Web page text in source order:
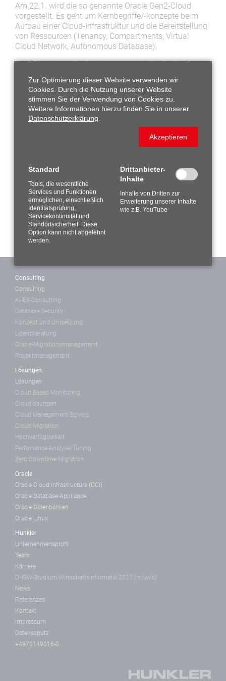
Am 22.1. wird die so genannte Oracle Gen2-Cloud
vorgestellt. Es geht um Kernbegriffe/-konzepte beim
Aufbau einer Cloud-Infrastruktur und die Bereitstellung
von Ressourcen (Tenancy, Compartments, Virtual
Cloud Network, Autonomous Database).
Am 5.2. stehen die Abrechnungsmodelle für die Oracle
bedarfsgerecht genutzt werden und wo liegen die
Unterschiede zur On-Premise-Lizenzierung?
Am 19.2. richtet sich der Blick auf das System
Monitoring auf Basis der Oracle Management Cloud
verschiedener Ausprägung dazu anbietet.
Eine Anmeldung ist zur Teilnahme erforderlich.
Die Webinare sind aufgezeichnet und können online
hier abgerufen werden:
Webinare ansehen
ZURÜCK ZUR ÜBERSICHT
Consulting
Consulting
APEX-Consulting
Database Security
Konzept und Umsetzung
Lizenzberatung
Oracle-Migrationsmanagement
Projektmanagement
Lösungen
Lösungen
Cloud Based Monitoring
Cloudlösungen
Cloud Management Service
Cloud Migration
Hochverfügbarkeit
Perfomance-Analyse/Tuning
Zero Downtime Migration
Oracle
Oracle Cloud Infrastructure (OCI)
Oracle Database Appliance
Oracle Datenbanken
Oracle Linux
Hunkler
Unternehmensprofil
Team
Karriere
DHBW-Studium Wirtschaftsinformatik 2027 (m/w/d)
News
Referenzen
Kontakt
Impressum
Datenschutz
+4972149016-0
Zur Optimierung dieser Website verwenden wir
Cookies. Durch die Nutzung unserer Website
stimmen Sie der Verwendung von Cookies zu.
Weitere Informationen hierzu finden Sie in unserer
Datenschutzerklärung.
Akzeptieren
Standard
Tools, die wesentliche
Services und Funktionen
ermöglichen, einschließlich
Identitätsprüfung,
Servicekontinuität und
Standortsicherheit. Diese
Option kann nicht abgelehnt
werden.
Drittanbieter-
Inhalte
Inhalte von Dritten zur
Erweiterung unserer Inhalte
wie z.B. YouTube